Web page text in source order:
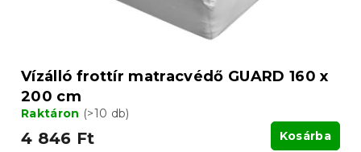
Vízálló frottír matracvédő GUARD 160 x
200 cm
Raktáron (>10 db)
4 846 Ft Kosárba